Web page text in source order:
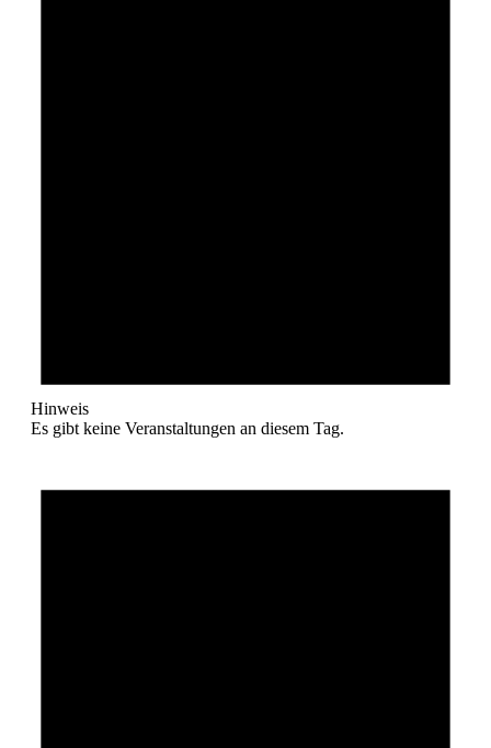
Hinweis
Es gibt keine Veranstaltungen an diesem Tag.